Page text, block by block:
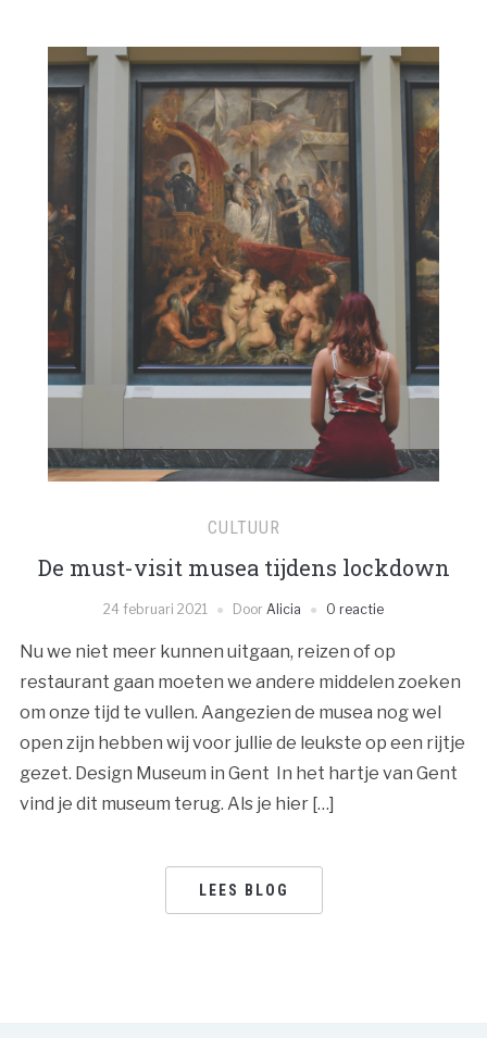
CULTUUR
De must-visit musea tijdens lockdown
24 februari 2021 Door Alicia 0 reactie
Nu we niet meer kunnen uitgaan, reizen of op
restaurant gaan moeten we andere middelen zoeken
om onze tijd te vullen. Aangezien de musea nog wel
open zijn hebben wij voor jullie de leukste op een rijtje
gezet. Design Museum in Gent In het hartje van Gent
vind je dit museum terug. Als je hier […]
LEES BLOG